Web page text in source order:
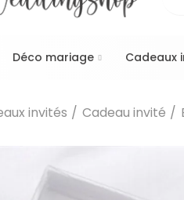
Déco mariage Cadeaux
invités Cadeau invité